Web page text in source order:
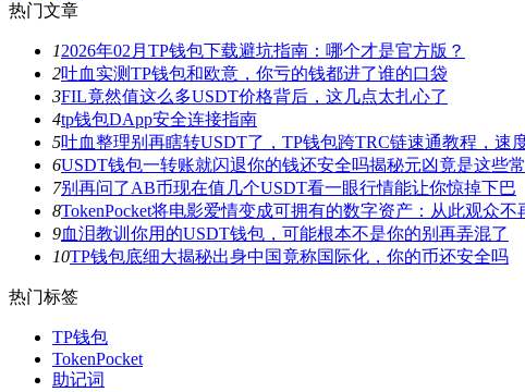
热门文章
12026年02月TP钱包下载避坑指南：哪个才是官方版？
2吐血实测TP钱包和欧意，你亏的钱都进了谁的口袋
3FIL竟然值这么多USDT价格背后，这几点太扎心了
4tp钱包DApp安全连接指南
5吐血整理别再瞎转USDT了，TP钱包跨TRC链速通教程，速
6USDT钱包一转账就闪退你的钱还安全吗揭秘元凶竟是这些
7别再问了AB币现在值几个USDT看一眼行情能让你惊掉下巴
8TokenPocket将电影爱情变成可拥有的数字资产：从此观众
9血泪教训你用的USDT钱包，可能根本不是你的别再弄混了
10TP钱包底细大揭秘出身中国竟称国际化，你的币还安全吗
热门标签
TP钱包
TokenPocket
助记词